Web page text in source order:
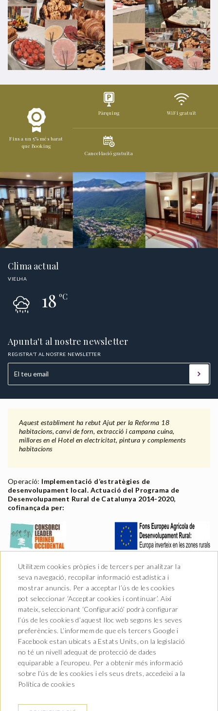
Fins a un 5% més barat
que Booking
Pàrquing WiFi gratuït
Cancel·lació gratuïta
Clima actual
VIELHA
18ºC
Apunta't al nostre newsletter
REGISTRA'T AL NOSTRE NEWSLETTER
Aquest establiment ha rebut Ajut per la Reforma 18
habitacions, canvi de forn, extracció i campana cuina,
millores en el Hotel en electricitat, pintura y complements
habitacions
Operació: Implementació d’estratègies de
desenvolupament local. Actuació del Programa de
Desenvolupament Rural de Catalunya 2014-2020,
cofinançada per:
Av. Castiero 7 - 25530 Vielha,
Lleida
T. 973 64 00 00
info@hotelurogallo.com
Utilitzem cookies pròpies i de tercers per analitzar la
seva navegació, recopilar informació estadística i
mostrar anuncis. Per a acceptar l’ús de les cookies
pot seleccionar ‘Acceptar cookies i continuar’. Així
mateix, seleccionant ‘Configuració’ podrà configurar
l’ús de les cookies d’aquest lloc web segons les seves
preferències. L’informem de que els tercers Google i
Facebook estan ubicats a Estats Units, on la legislació
no té un nivell adequat de protecció de dades
equiparable a l’europeu. Per a obtenir més informació
sobre l’ús de les cookies i els seus drets, accedeixi a la
Política de cookies